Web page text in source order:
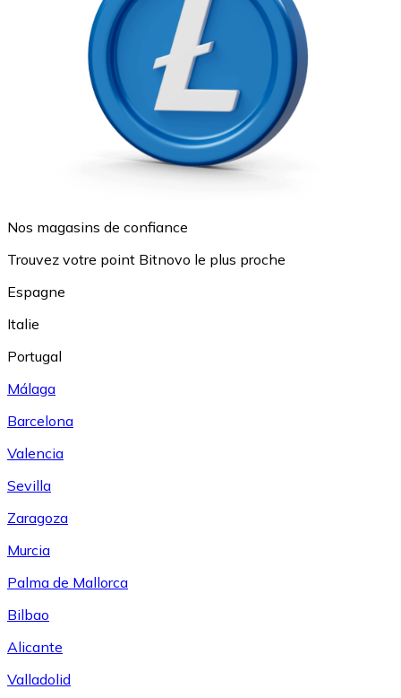
Nos magasins de confiance
Trouvez votre point Bitnovo le plus proche
Espagne
Italie
Portugal
Málaga
Barcelona
Valencia
Sevilla
Zaragoza
Murcia
Palma de Mallorca
Bilbao
Alicante
Valladolid